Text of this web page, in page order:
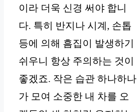
이라 더욱 신경 써야 합니
다. 특히 반지나 시계, 손톱
등에 의해 흠집이 발생하기
쉬우니 항상 주의하는 것이
좋겠죠. 작은 습관 하나하나
가 모여 소중한 내 차를 오